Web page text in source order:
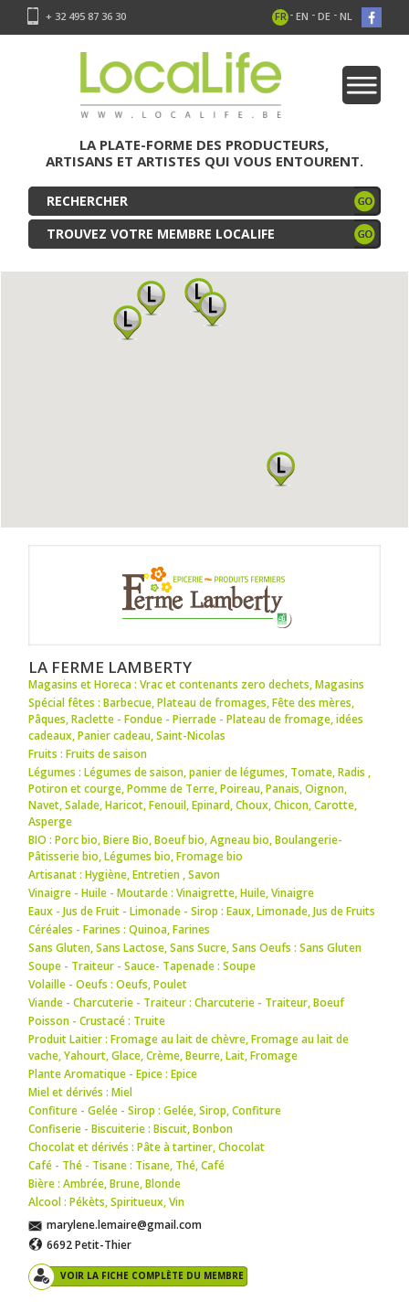
+ 32 495 87 36 30 FR - EN - DE - NL
LA PLATE-FORME DES PRODUCTEURS,
ARTISANS ET ARTISTES QUI VOUS ENTOURENT.
TROUVEZ VOTRE MEMBRE LOCALIFE
LA FERME LAMBERTY
Magasins et Horeca : Vrac et contenants zero dechets,Magasins
Spécial fêtes : Barbecue,Plateau de fromages,Fête des mères,
Pâques,Raclette - Fondue - Pierrade - Plateau de fromage,idées
cadeaux,Panier cadeau,Saint-Nicolas
Fruits : Fruits de saison
Légumes : Légumes de saison,panier de légumes, Tomate,Radis ,
Potiron et courge,Pomme de Terre,Poireau,Panais,Oignon,
Navet,Salade,Haricot,Fenouil,Epinard,Choux,Chicon,Carotte,
Asperge
BIO : Porc bio,Biere Bio,Boeuf bio,Agneau bio,Boulangerie-
Pâtisserie bio,Légumes bio,Fromage bio
Artisanat : Hygiène,Entretien ,Savon
Vinaigre - Huile - Moutarde : Vinaigrette,Huile,Vinaigre
Eaux - Jus de Fruit - Limonade - Sirop : Eaux,Limonade,Jus de Fruits
Céréales - Farines : Quinoa,Farines
Sans Gluten, Sans Lactose, Sans Sucre, Sans Oeufs : Sans Gluten
Soupe - Traiteur - Sauce- Tapenade : Soupe
Volaille - Oeufs : Oeufs,Poulet
Viande - Charcuterie - Traiteur : Charcuterie - Traiteur,Boeuf
Poisson - Crustacé : Truite
Produit Laitier : Fromage au lait de chèvre,Fromage au lait de
vache,Yahourt,Glace,Crème,Beurre,Lait,Fromage
Plante Aromatique - Epice : Epice
Miel et dérivés : Miel
Confiture - Gelée - Sirop : Gelée,Sirop,Confiture
Confiserie - Biscuiterie : Biscuit,Bonbon
Chocolat et dérivés : Pâte à tartiner,Chocolat
Café - Thé - Tisane : Tisane, Thé,Café
Bière : Ambrée,Brune,Blonde
Alcool : Pékèts,Spiritueux,Vin
marylene.lemaire@gmail.com
6692 Petit-Thier
VOIR LA FICHE COMPLÈTE DU MEMBRE